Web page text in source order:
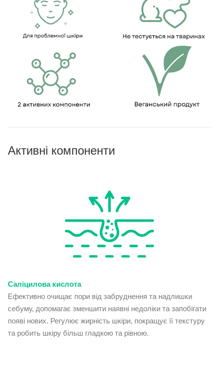
Активні компоненти
Саліцилова кислота
Ефективно очищає пори від забруднення та надлишки
себуму, допомагає зменшити наявні недоліки та запобігати
появі нових. Регулює жирність шкіри, покращує її текстуру
та робить шкіру більш гладкою та рівною.